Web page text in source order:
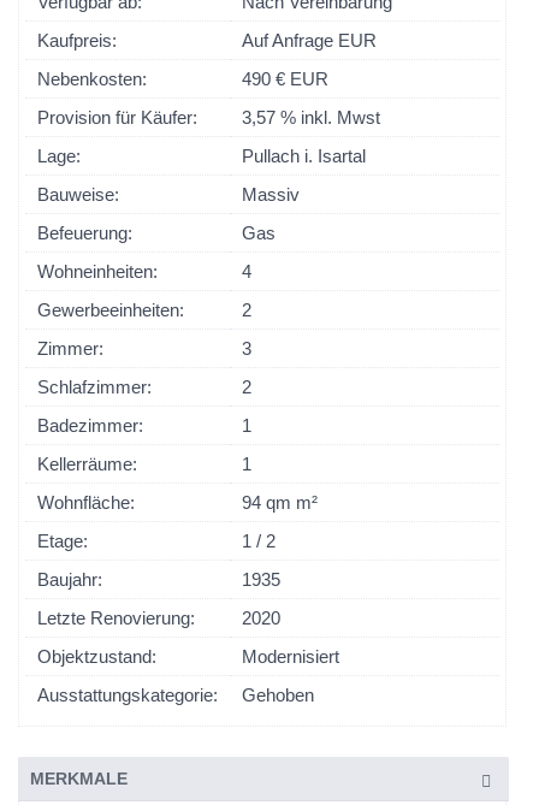
Kaufpreis:
Auf Anfrage EUR
Nebenkosten:
490 € EUR
Provision für Käufer:
3,57 % inkl. Mwst
Lage:
Pullach i. Isartal
Bauweise:
Massiv
Befeuerung:
Gas
Wohneinheiten:
4
Gewerbeeinheiten:
2
Zimmer:
3
Schlafzimmer:
2
Badezimmer:
1
Kellerräume:
1
Wohnfläche:
94 qm m²
Etage:
1 / 2
Baujahr:
1935
Letzte Renovierung:
2020
Objektzustand:
Modernisiert
Ausstattungskategorie:
Gehoben
MERKMALE